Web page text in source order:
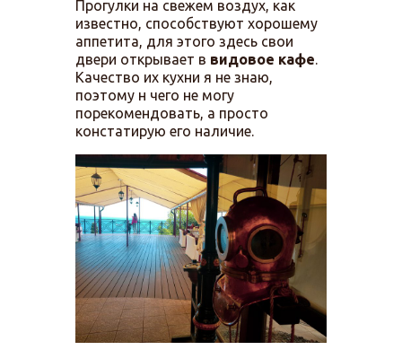
Прогулки на свежем воздух, как
известно, способствуют хорошему
аппетита, для этого здесь свои
двери открывает в видовое кафе.
Качество их кухни я не знаю,
поэтому н чего не могу
порекомендовать, а просто
констатирую его наличие.